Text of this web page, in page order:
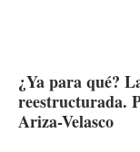
¿Ya para qué?
reestructurada.
Ariza-Velasco